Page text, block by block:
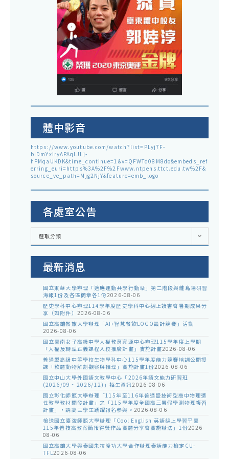
體中影音
https://www.youtube.com/watch?list=PLyj7F-
blDmYxiryAPAqLJLj-
hPMqaUKDK&time_continue=1&v=QFWTd08M8do&embeds_ref
erring_euri=https%3A%2F%2Fwww.ntpehs.ttct.edu.tw%2F&
source_ve_path=Mjg2NjY&feature=emb_logo
各處室公告
各
室
選取分類
最新消息
國立東華大學辦理「適應運動共學行動站」第二階段與離島場研習
海報1份及各區簡章各1份2026-08-06
歷史學科中心辦理114學年度歷史學科中心線上讀書會暑期成果分
享（如附件） 2026-08-06
國立高雄餐旅大學辦理「AI+智慧餐飲LOGO設計競賽」活動
2026-08-06
國立臺南女子高級中學人權教育資源中心辦理115學年度上學期
「人權及轉型正義課程入校推廣計畫」實施計畫2026-08-06
普通型高級中等學校生物學科中心115學年度能力競賽培訓公開授
課「軟體動物解剖觀察與推理」實施計畫1份2026-08-06
國立中山大學外國語文教學中心「2026年語文能力研習班
(2026/09 ~ 2026/12)」招生資訊2026-08-06
國立彰化師範大學辦理「115年至116年普通暨技術型高中物理適
性教學教材開發計畫」之「115學年度全國高三暑假學測物理複習
計畫」，請高三學生踴躍報名參與。 2026-08-06
檢送國立臺灣師範大學辦理「Cool English 英語線上學習平臺
115年普技高教案簡報得獎作品實體分享會實施辦法」1份2026-
08-06
國立高雄大學與泰國朱拉隆功大學合作辦理泰語能力檢定CU-
TFL2026-08-06